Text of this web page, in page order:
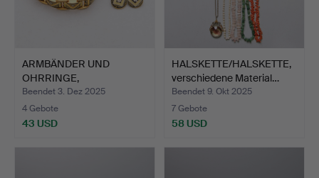
ARMBÄNDER UND
OHRRINGE,
wahrscheinlich Tol…
Beendet 3. Dez 2025
4 Gebote
43 USD
HALSKETTE/HALSKETTE,
verschiedene Material…
Beendet 9. Okt 2025
7 Gebote
58 USD